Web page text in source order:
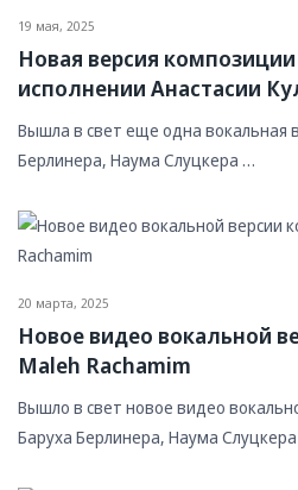
19 мая, 2025
Новая версия
исполнении Анастасии
Вышла в свет еще одна вокальная
Берлинера, Наума Слуцкера …
20 марта, 2025
Новое видео вокальной
Maleh Rachamim
Вышло в свет новое видео
Баруха Берлинера, Наума